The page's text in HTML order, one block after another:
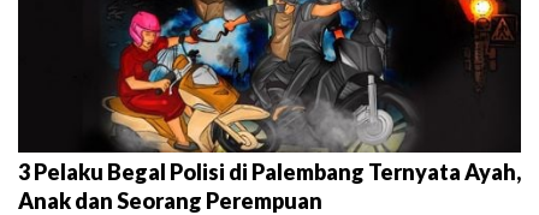
3 Pelaku Begal Polisi di Palembang Ternyata Ayah,
Anak dan Seorang Perempuan